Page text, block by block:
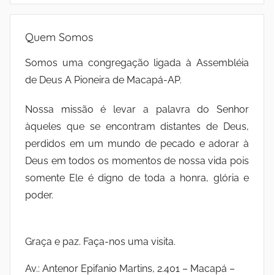
Quem Somos
Somos uma congregação ligada à Assembléia
de Deus A Pioneira de Macapá-AP.
Nossa missão é levar a palavra do Senhor
àqueles que se encontram distantes de Deus,
perdidos em um mundo de pecado e adorar à
Deus em todos os momentos de nossa vida pois
somente Ele é digno de toda a honra, glória e
poder.
Graça e paz. Faça-nos uma visita.
Av.: Antenor Epifanio Martins, 2.401 – Macapá –